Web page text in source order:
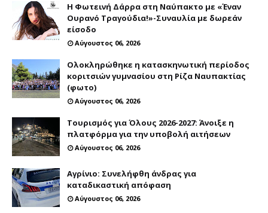
Η Φωτεινή Δάρρα στη Ναύπακτο με «Έναν
Ουρανό Τραγούδια!»-Συναυλία με δωρεάν
είσοδο
Αύγουστος 06, 2026
Ολοκληρώθηκε η κατασκηνωτική περίοδος
κοριτσιών γυμνασίου στη Ρίζα Ναυπακτίας
(φωτο)
Αύγουστος 06, 2026
Τουρισμός για Όλους 2026-2027: Άνοιξε η
πλατφόρμα για την υποβολή αιτήσεων
Αύγουστος 06, 2026
Αγρίνιο: Συνελήφθη άνδρας για
καταδικαστική απόφαση
Αύγουστος 06, 2026